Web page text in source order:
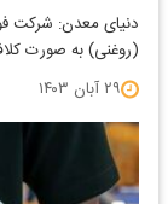
دنیای معدن: شرکت
(روغنی) به صورت
۲۹ آبان ۱۴۰۳